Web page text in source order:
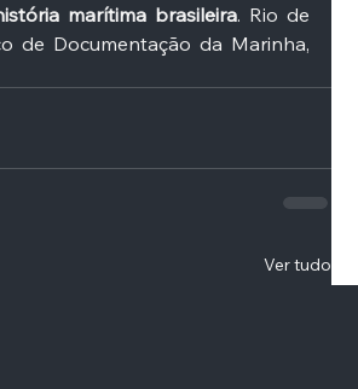
marítima brasileira. Rio de
de Documentação da Marinha,
Ver tudo